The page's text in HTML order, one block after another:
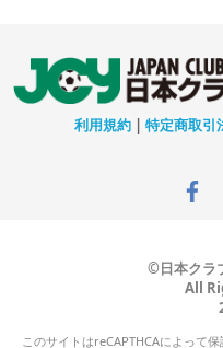
利用規約 | 特定商取引
©日本クラ
All
このサイトはreCAPTHCAによって